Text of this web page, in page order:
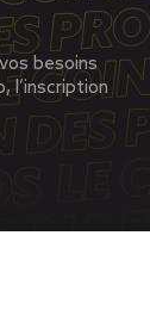
besoins
l’inscription